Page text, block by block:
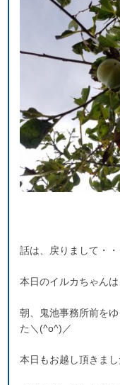
話は、戻りまして・・
本日のイルカちゃん
朝、鬼池事務所前を
た＼(^o^)／
本日もお越し頂きま